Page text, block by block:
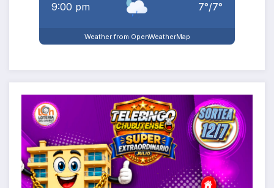
9:00 pm 7°/7°
Weather from OpenWeatherMap